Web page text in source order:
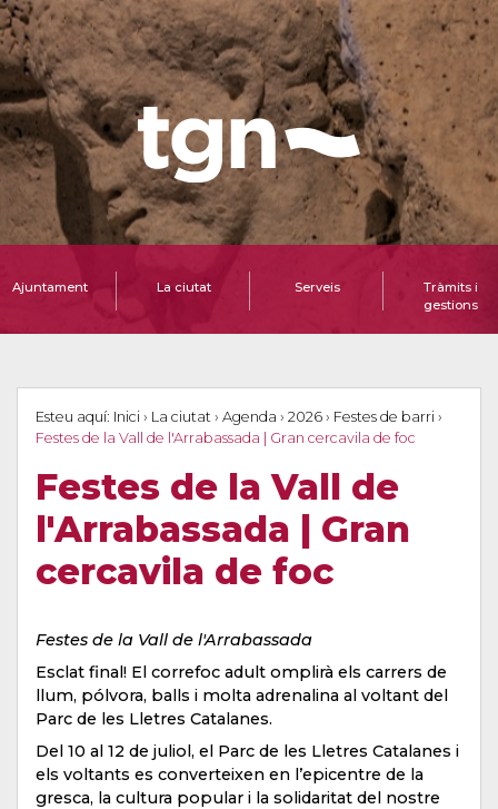
Ajuntament La ciutat Serveis
Tràmits i
gestions
Esteu aquí: Inici › La ciutat › Agenda › 2026 › Festes de barri ›
Festes de la Vall de l'Arrabassada | Gran cercavila de foc
Festes de la Vall de
l'Arrabassada | Gran
cercavila de foc
Festes de la Vall de l'Arrabassada
Esclat final! El correfoc adult omplirà els carrers de
llum, pólvora, balls i molta adrenalina al voltant del
Parc de les Lletres Catalanes.
Del 10 al 12 de juliol, el Parc de les Lletres Catalanes i
els voltants es converteixen en l’epicentre de la
gresca, la cultura popular i la solidaritat del nostre